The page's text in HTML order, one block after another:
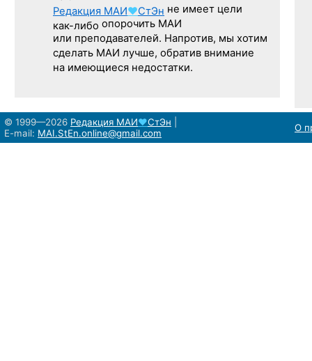
Редакция МАИ♥СтЭн не имеет цели
как-либо опорочить МАИ
или преподавателей. Напротив, мы хотим
сделать МАИ лучше, обратив внимание
на имеющиеся недостатки.
© 1999—2026 Редакция МАИ♥СтЭн
E-mail: MAI.StEn.online@gmail.com О